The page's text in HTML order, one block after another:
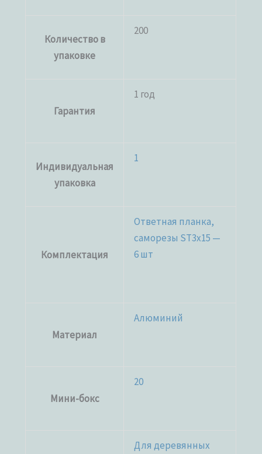
Количество в
упаковке
200
Гарантия
1 год
Индивидуальная
упаковка
1
Комплектация
Ответная планка,
саморезы ST3x15 —
6 шт
Материал
Алюминий
Мини-бокс
20
Для деревянных